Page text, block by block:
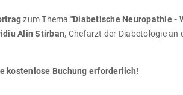
zum Thema "Diabetische Neuropathie -
Alin Stirban, Chefarzt der Diabetologie an
kostenlose Buchung erforderlich!